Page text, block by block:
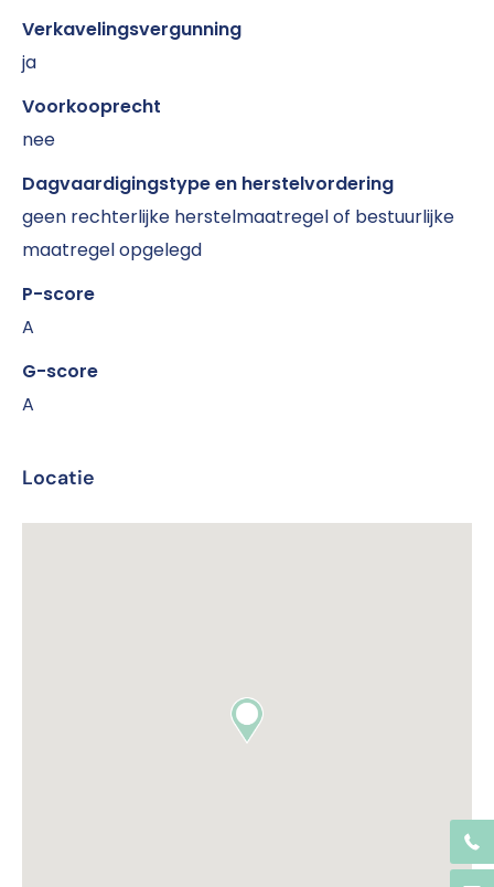
Verkavelingsvergunning
ja
Voorkooprecht
nee
Dagvaardigingstype en herstelvordering
geen rechterlijke herstelmaatregel of bestuurlijke
maatregel opgelegd
P-score
A
G-score
A
Locatie